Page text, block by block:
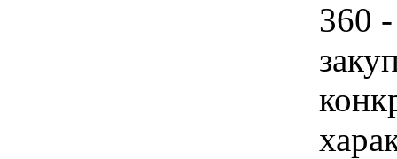
360